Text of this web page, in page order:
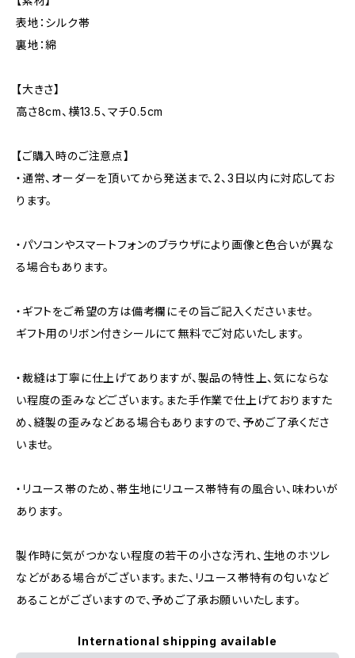
表地：シルク帯
裏地：綿
【大きさ】
高さ8cm、横13.5、マチ0.5cm
【ご購入時のご注意点】
・通常、オーダーを頂いてから発送まで、2、3日以内に対応してお
ります。
・パソコンやスマートフォンのブラウザにより画像と色合いが異な
る場合もあります。
・ギフトをご希望の方は備考欄にその旨ご記入くださいませ。
ギフト用のリボン付きシールにて無料でご対応いたします。
・裁縫は丁寧に仕上げてありますが、製品の特性上、気にならな
い程度の歪みなどございます。また手作業で仕上げておりますた
め、縫製の歪みなどある場合もありますので、予めご了承くださ
いませ。
・リユース帯のため、帯生地にリユース帯特有の風合い、味わいが
あります。
製作時に気がつかない程度の若干の小さな汚れ、生地のホツレ
などがある場合がございます。また、リユース帯特有の匂いなど
あることがございますので、予めご了承お願いいたします。
International shipping available